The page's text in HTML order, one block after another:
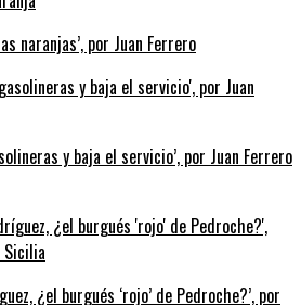
naranjas’, por Juan Ferrero
y baja el servicio’, por Juan Ferrero
¿el burgués ‘rojo’ de Pedroche?’, por